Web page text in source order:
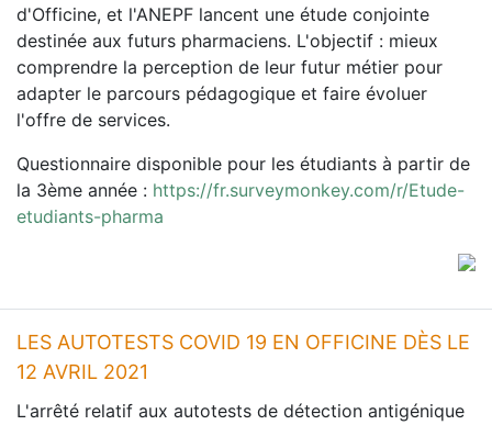
d'Officine, et l'ANEPF lancent une étude conjointe
destinée aux futurs pharmaciens. L'objectif : mieux
comprendre la perception de leur futur métier pour
adapter le parcours pédagogique et faire évoluer
l'offre de services.
Questionnaire disponible pour les étudiants à partir de
la 3ème année : https://fr.surveymonkey.com/r/Etude-
etudiants-pharma
LES AUTOTESTS COVID 19 EN OFFICINE DÈS LE
12 AVRIL 2021
L'arrêté relatif aux autotests de détection antigénique